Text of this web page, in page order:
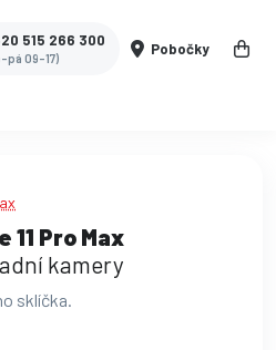
515 266 300
pá 09-17)
Pobočky
11 Pro Max
kamery
sklíčka.